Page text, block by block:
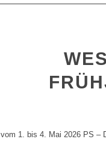
vom 1. bis 4. Mai 2026 PS –